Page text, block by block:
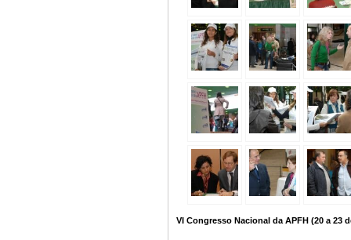
VI Congresso Nacional da APFH (20 a 23